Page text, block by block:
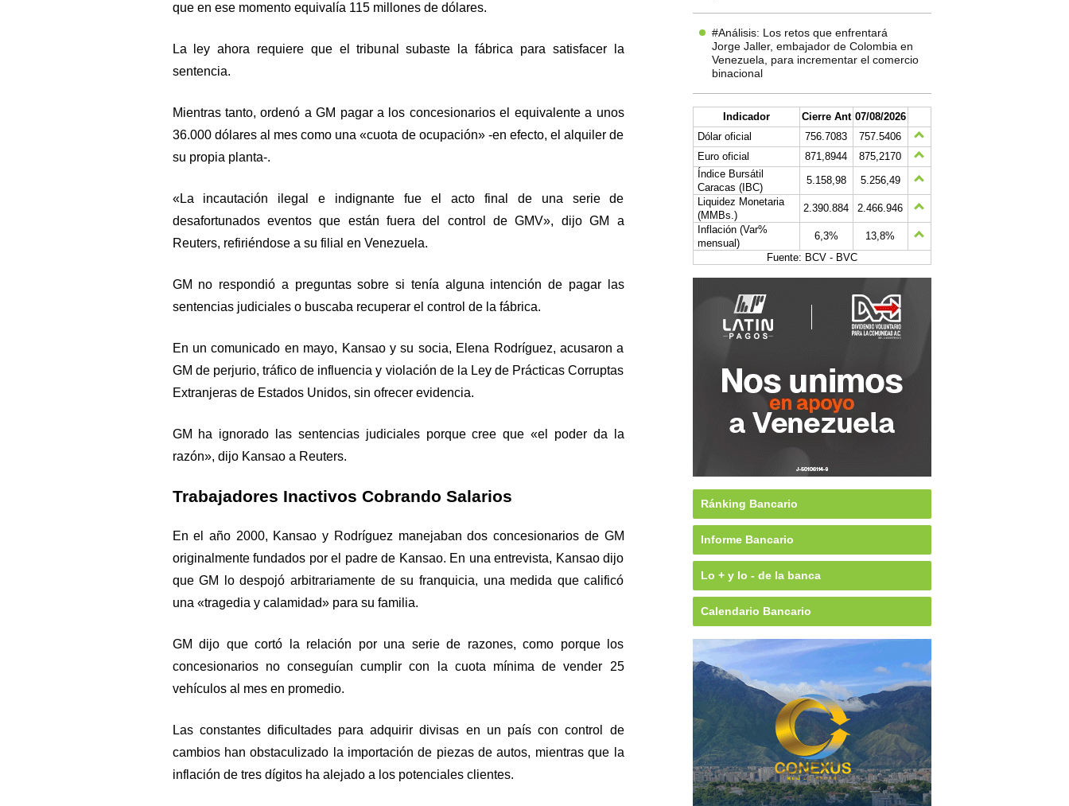
que en ese momento equivalía 115 millones de dólares.
La ley ahora requiere que el tribunal subaste la fábrica para satisfacer la
sentencia.
Mientras tanto, ordenó a GM pagar a los concesionarios el equivalente a unos
36.000 dólares al mes como una «cuota de ocupación» -en efecto, el alquiler de
su propia planta-.
«La incautación ilegal e indignante fue el acto final de una serie de
desafortunados eventos que están fuera del control de GMV», dijo GM a
Reuters, refiriéndose a su filial en Venezuela.
GM no respondió a preguntas sobre si tenía alguna intención de pagar las
sentencias judiciales o buscaba recuperar el control de la fábrica.
En un comunicado en mayo, Kansao y su socia, Elena Rodríguez, acusaron a
GM de perjurio, tráfico de influencia y violación de la Ley de Prácticas Corruptas
Extranjeras de Estados Unidos, sin ofrecer evidencia.
GM ha ignorado las sentencias judiciales porque cree que «el poder da la
razón», dijo Kansao a Reuters.
Trabajadores Inactivos Cobrando Salarios
En el año 2000, Kansao y Rodríguez manejaban dos concesionarios de GM
originalmente fundados por el padre de Kansao. En una entrevista, Kansao dijo
que GM lo despojó arbitrariamente de su franquicia, una medida que calificó
una «tragedia y calamidad» para su familia.
GM dijo que cortó la relación por una serie de razones, como porque los
concesionarios no conseguían cumplir con la cuota mínima de vender 25
vehículos al mes en promedio.
Las constantes dificultades para adquirir divisas en un país con control de
cambios han obstaculizado la importación de piezas de autos, mientras que la
inflación de tres dígitos ha alejado a los potenciales clientes.
#Análisis: Los retos que enfrentará
Jorge Jaller, embajador de Colombia en
Venezuela, para incrementar el comercio
binacional
Indicador Cierre Ant 07/08/2026
Dólar oficial
756.7083
757.5406
Euro oficial
871,8944
875,2170
Índice Bursátil
Caracas (IBC)
5.158,98
5.256,49
Liquidez Monetaria
(MMBs.)
2.390.884
2.466.946
Inflación (Var%
mensual)
6,3%
13,8%
Fuente: BCV - BVC
Ránking Bancario
Informe Bancario
Lo + y lo - de la banca
Calendario Bancario